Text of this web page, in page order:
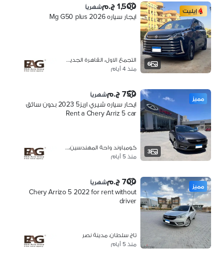
6
إيليت 1,500 ج.م شهرياً
ايجار سياره Mg G50 plus 2026
التجمع الاول، القاهرة الجديدة
منذ 4 أيام
3
مميز 750 ج.م شهرياً
ايحار سياره شيري اريز5 2023 بدون سائق
Rent a Chery Arriz 5 car
كومباوند واحة المهندسين، 6 اكتوبر
منذ 5 أيام
مميز 700 ج.م شهرياً
Chery Arrizo 5 2022 for rent without
driver
تاج سلطان، مدينة نصر
منذ 5 أيام